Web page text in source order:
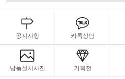
공지사항 카톡상담
납품설치사진 기획전